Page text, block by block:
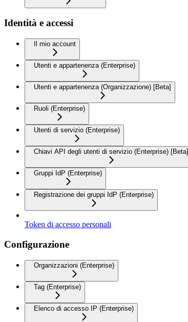
Identità e accessi
Il mio account
Utenti e appartenenza (Enterprise)
Utenti e appartenenza (Organizzazione) [Beta]
Ruoli (Enterprise)
Utenti di servizio (Enterprise)
Chiavi API degli utenti di servizio (Enterprise) [Beta]
Gruppi IdP (Enterprise)
Registrazione dei gruppi IdP (Enterprise)
Token di accesso personali
Configurazione
Organizzazioni (Enterprise)
Tag (Enterprise)
Elenco di accesso IP (Enterprise)